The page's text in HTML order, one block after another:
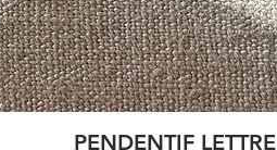
PENDENTIF LETTRE